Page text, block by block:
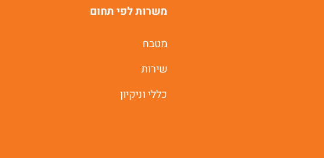
משרות לפי תחום
מטבח
שירות
כללי וניקיון